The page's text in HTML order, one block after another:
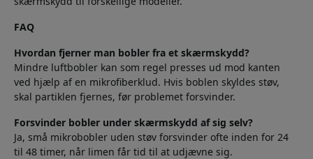
FAQ
Hvordan fjerner man bobler fra et skærmskydd?
Mindre luftbobler kan som regel presses ud mod kanten
ved hjælp af en mikrofiberklud. Hvis boblen skyldes støv,
skal partiklen fjernes, før problemet forsvinder.
Forsvinder bobler under skærmskydd af sig selv?
Ja, små mikrobobler uden støv forsvinder ofte inden for 24
til 48 timer, når limen får tid til at udjævne sig.